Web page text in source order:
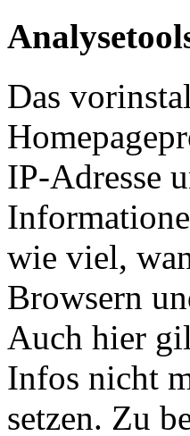
Das
IP-Adresse
wie viel,
Browsern
Auch hier
Infos nicht
setzen. Zu